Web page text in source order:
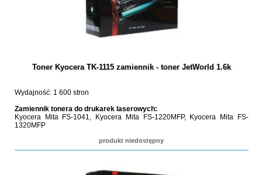
Toner Kyocera TK-1115 zamiennik - toner JetWorld 1.6k
Wydajność: 1 600 stron
Zamiennik tonera do drukarek laserowych:
Kyocera Mita FS-1041, Kyocera Mita FS-1220MFP, Kyocera Mita FS-
1320MFP
produkt niedostępny